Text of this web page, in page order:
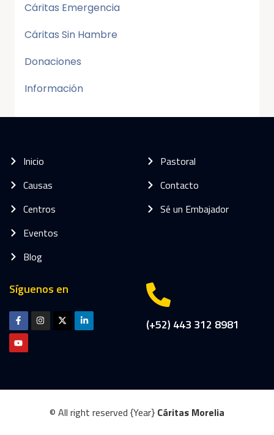
Cáritas Emergencia
Cáritas Sin Hambre
Donaciones
Información
Inicio
Causas
Centros
Eventos
Blog
Pastoral
Contacto
Sé un Embajador
Síguenos en
(+52) 443 312 8981
© All right reserved {Year} Cáritas Morelia